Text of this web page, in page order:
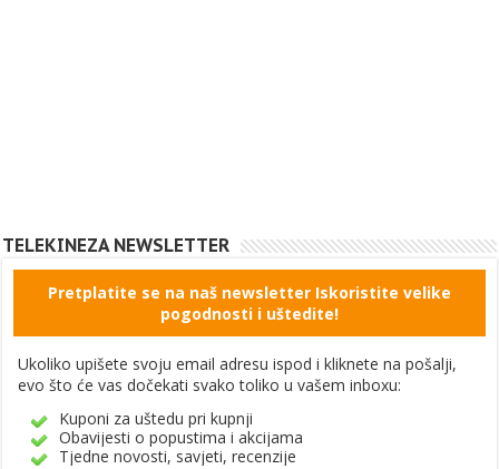
TELEKINEZA NEWSLETTER
Pretplatite se na naš newsletter Iskoristite velike
pogodnosti i uštedite!
Ukoliko upišete svoju email adresu ispod i kliknete na pošalji,
evo što će vas dočekati svako toliko u vašem inboxu:
Kuponi za uštedu pri kupnji
Obavijesti o popustima i akcijama
Tjedne novosti, savjeti, recenzije